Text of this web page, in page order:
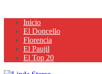
Inicio
El Doncello
Florencia
El Paujil
El Top 20